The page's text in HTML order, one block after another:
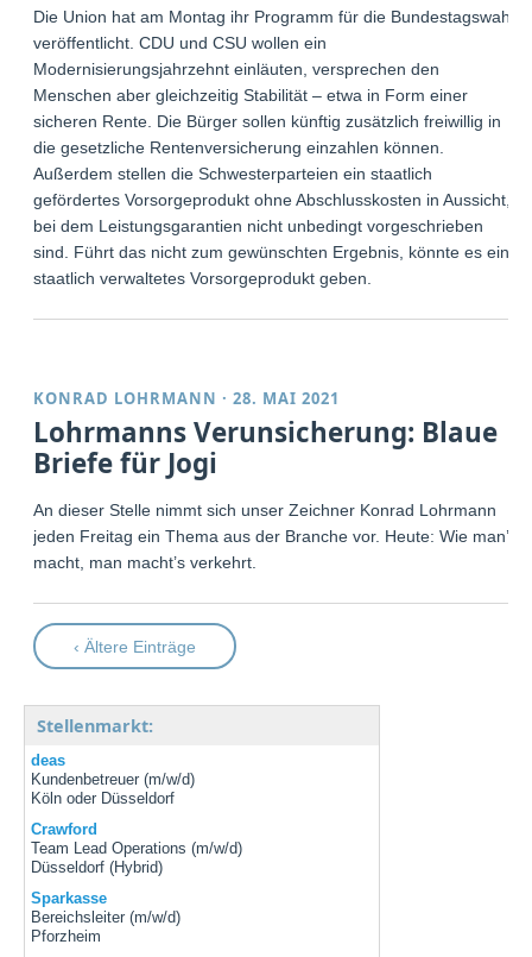
Die Union hat am Montag ihr Programm für die Bundestagswahl
veröffentlicht. CDU und CSU wollen ein
Modernisierungsjahrzehnt einläuten, versprechen den
Menschen aber gleichzeitig Stabilität – etwa in Form einer
sicheren Rente. Die Bürger sollen künftig zusätzlich freiwillig in
die gesetzliche Rentenversicherung einzahlen können.
Außerdem stellen die Schwesterparteien ein staatlich
gefördertes Vorsorgeprodukt ohne Abschlusskosten in Aussicht,
bei dem Leistungsgarantien nicht unbedingt vorgeschrieben
sind. Führt das nicht zum gewünschten Ergebnis, könnte es ein
staatlich verwaltetes Vorsorgeprodukt geben.
KONRAD LOHRMANN ·28. MAI 2021
Lohrmanns Verunsicherung: Blaue
Briefe für Jogi
An dieser Stelle nimmt sich unser Zeichner Konrad Lohrmann
jeden Freitag ein Thema aus der Branche vor. Heute: Wie man’s
macht, man macht’s verkehrt.
‹ Ältere Einträge
Stellenmarkt:
deas
Kundenbetreuer (m/w/d)
Köln oder Düsseldorf
Crawford
Team Lead Operations (m/w/d)
Düsseldorf (Hybrid)
Sparkasse
Bereichsleiter (m/w/d)
Pforzheim